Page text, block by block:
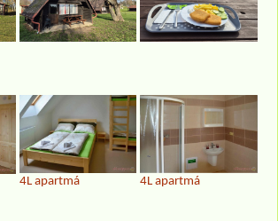
4L apartmá 4L apartmá